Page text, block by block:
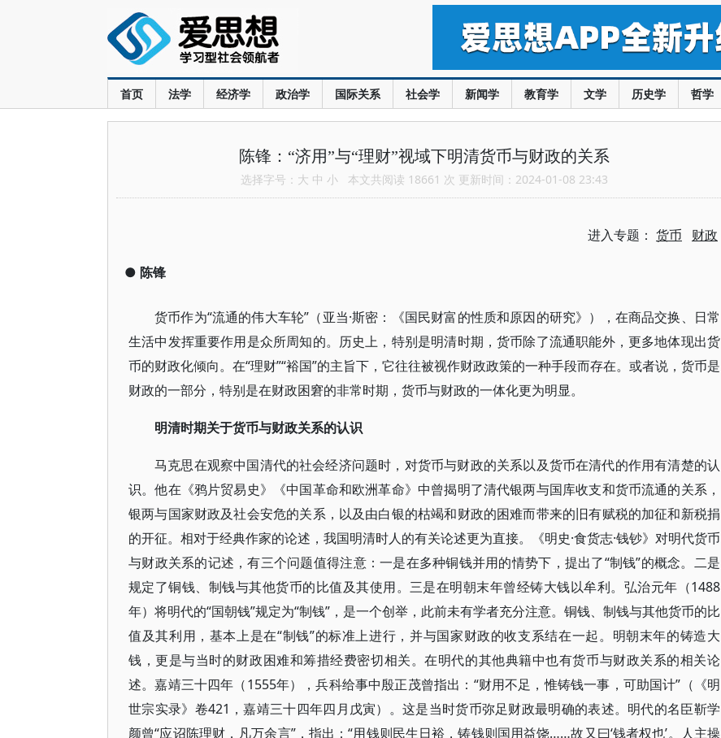
首页 法学 经济学 政治学 国际关系 社会学 新闻学 教育学 文学 历史学 哲学
陈锋：“济用”与“理财”视域下明清货币与财政的关系
选择字号： 大 中 小 本文共阅读 18661 次 更新时间：2024-01-08 23:43
进入专题： 货币 财政
● 陈锋
货币作为“流通的伟大车轮”（亚当·斯密：《国民财富的性质和原因的研究》），在商品交换、日常
生活中发挥重要作用是众所周知的。历史上，特别是明清时期，货币除了流通职能外，更多地体现出货
币的财政化倾向。在“理财”“裕国”的主旨下，它往往被视作财政政策的一种手段而存在。或者说，货币是
财政的一部分，特别是在财政困窘的非常时期，货币与财政的一体化更为明显。
明清时期关于货币与财政关系的认识
马克思在观察中国清代的社会经济问题时，对货币与财政的关系以及货币在清代的作用有清楚的认
识。他在《鸦片贸易史》《中国革命和欧洲革命》中曾揭明了清代银两与国库收支和货币流通的关系，
银两与国家财政及社会安危的关系，以及由白银的枯竭和财政的困难而带来的旧有赋税的加征和新税捐
的开征。相对于经典作家的论述，我国明清时人的有关论述更为直接。《明史·食货志·钱钞》对明代货币
与财政关系的记述，有三个问题值得注意：一是在多种铜钱并用的情势下，提出了“制钱”的概念。二是
规定了铜钱、制钱与其他货币的比值及其使用。三是在明朝末年曾经铸大钱以牟利。弘治元年（1488
年）将明代的“国朝钱”规定为“制钱”，是一个创举，此前未有学者充分注意。铜钱、制钱与其他货币的比
值及其利用，基本上是在“制钱”的标准上进行，并与国家财政的收支系结在一起。明朝末年的铸造大
钱，更是与当时的财政困难和筹措经费密切相关。在明代的其他典籍中也有货币与财政关系的相关论
述。嘉靖三十四年（1555年），兵科给事中殷正茂曾指出：“财用不足，惟铸钱一事，可助国计”（《明
世宗实录》卷421，嘉靖三十四年四月戊寅）。这是当时货币弥足财政最明确的表述。明代的名臣靳学
颜曾“应诏陈理财，凡万余言”，指出：“用钱则民生日裕，铸钱则国用益饶……故又曰‘钱者权也’。人主操